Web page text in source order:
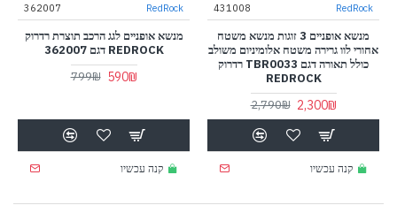
RedRock
431008
מנשא אופניים 3 זוגות מנשא משטח
אחורי לוו גרירה משטח אלומיניום משולב
כולל תאורה דגם TBR0033 רדרוק
REDROCK
2,300₪
2,790₪
קנה עכשיו
RedRock
362007
מנשא אופניים לגג הרכב תוצרת רדרוק
REDROCK דגם 362007
590₪
799₪
קנה עכשיו